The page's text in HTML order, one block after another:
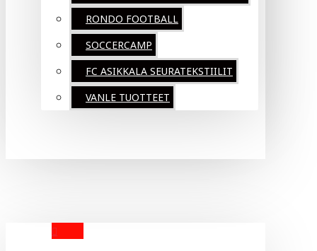
RONDO FOOTBALL
SOCCERCAMP
FC ASIKKALA SEURATEKSTIILIT
VANLE TUOTTEET